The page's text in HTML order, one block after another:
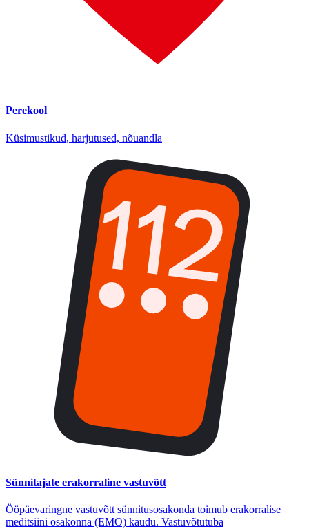
Perekool
Küsimustikud, harjutused, nõuandla
Sünnitajate erakorraline vastuvõtt
Ööpäevaringne vastuvõtt sünnitusosakonda toimub erakorralise
meditsiini osakonna (EMO) kaudu. Vastuvõtutuba